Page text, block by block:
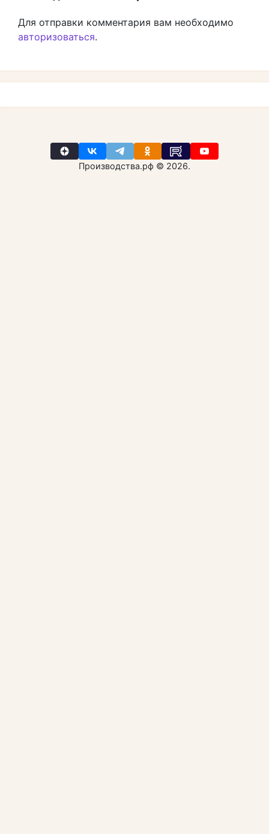
Для отправки комментария вам необходимо
авторизоваться.
Производства.рф © 2026.